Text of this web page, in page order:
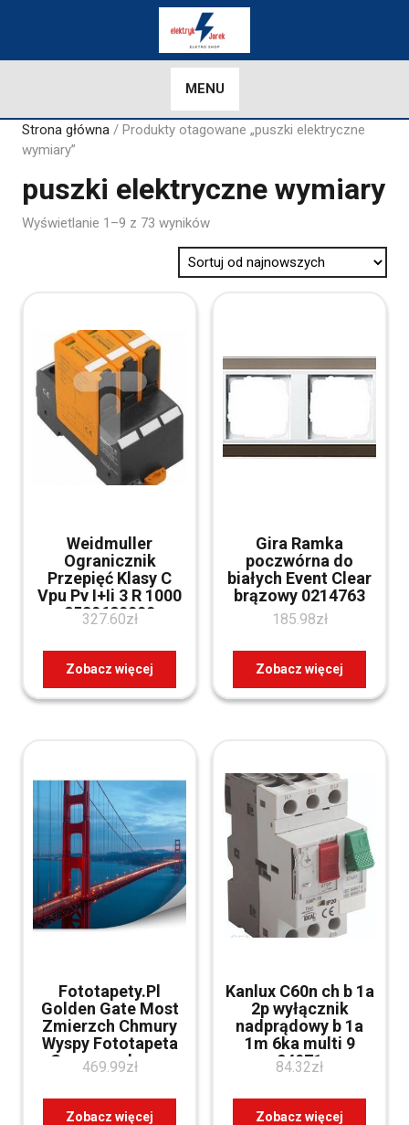
MENU
Strona główna / Produkty otagowane „puszki elektryczne
wymiary”
puszki elektryczne wymiary
Wyświetlanie 1–9 z 73 wynikówSorted
latest
Weidmuller
Ogranicznik
Przepięć Klasy C
Vpu Pv I+Ii 3 R 1000
2530620000
327.60zł
Zobacz więcej
Gira Ramka
poczwórna do
białych Event Clear
brązowy 0214763
185.98zł
Zobacz więcej
Fototapety.Pl
Golden Gate Most
Zmierzch Chmury
Wyspy Fototapeta
Samoprzylepna
250x250cm Fizelina
469.99zł
Zobacz więcej
Kanlux C60n ch b 1a
2p wyłącznik
nadprądowy b 1a
1m 6ka multi 9
24071
84.32zł
Zobacz więcej